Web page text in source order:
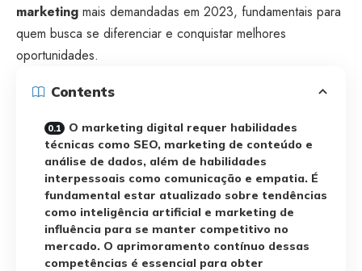
marketing mais demandadas em 2023, fundamentais para
quem busca se diferenciar e conquistar melhores
oportunidades.
Contents
O marketing digital requer habilidades
técnicas como SEO, marketing de conteúdo e
análise de dados, além de habilidades
interpessoais como comunicação e empatia. É
fundamental estar atualizado sobre tendências
como inteligência artificial e marketing de
influência para se manter competitivo no
mercado. O aprimoramento contínuo dessas
competências é essencial para obter